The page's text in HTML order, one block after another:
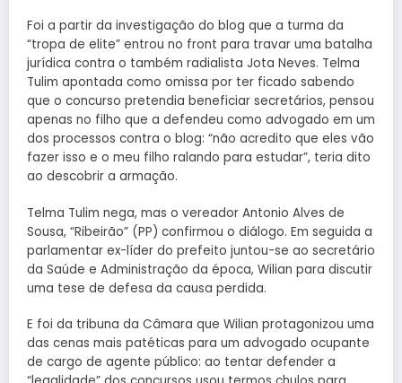
Foi a partir da investigação do blog que a turma da
“tropa de elite” entrou no front para travar uma batalha
jurídica contra o também radialista Jota Neves. Telma
Tulim apontada como omissa por ter ficado sabendo
que o concurso pretendia beneficiar secretários, pensou
apenas no filho que a defendeu como advogado em um
dos processos contra o blog: “não acredito que eles vão
fazer isso e o meu filho ralando para estudar”, teria dito
ao descobrir a armação.
Telma Tulim nega, mas o vereador Antonio Alves de
Sousa, “Ribeirão” (PP) confirmou o diálogo. Em seguida a
parlamentar ex-líder do prefeito juntou-se ao secretário
da Saúde e Administração da época, Wilian para discutir
uma tese de defesa da causa perdida.
E foi da tribuna da Câmara que Wilian protagonizou uma
das cenas mais patéticas para um advogado ocupante
de cargo de agente público: ao tentar defender a